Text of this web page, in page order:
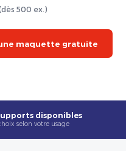
500 ex.)
maquette gratuite
disponibles
selon votre usage